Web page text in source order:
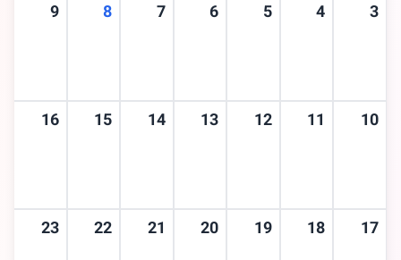
3
4
5
6
7
8
9
10
11
12
13
14
15
16
17
18
19
20
21
22
23